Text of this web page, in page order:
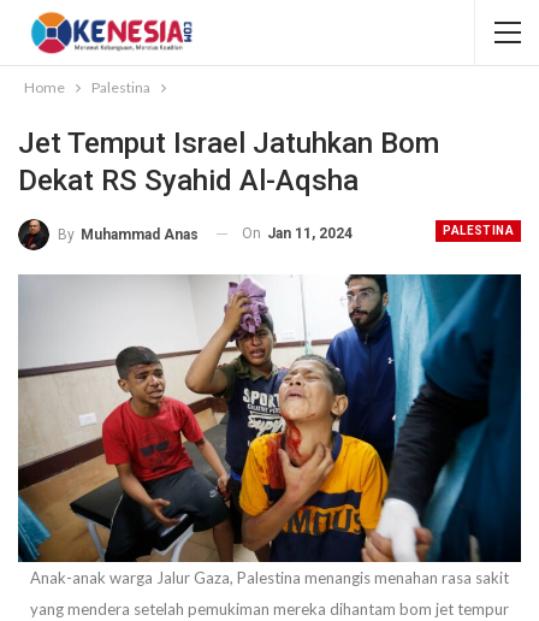
Home Palestina
Jet Temput Israel Jatuhkan Bom
Dekat RS Syahid Al-Aqsha
PALESTINA
By Muhammad Anas On Jan 11, 2024
Anak-anak warga Jalur Gaza, Palestina menangis menahan rasa sakit
yang mendera setelah pemukiman mereka dihantam bom jet tempur